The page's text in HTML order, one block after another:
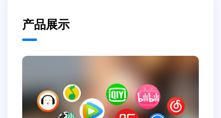
产品展示